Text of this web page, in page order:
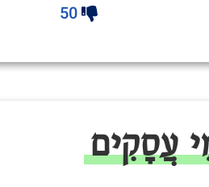
50
עֲסָקִים